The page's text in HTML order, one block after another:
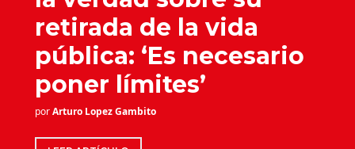
retirada de la vida
pública: ‘Es necesario
poner límites’
porArturo Lopez Gambito